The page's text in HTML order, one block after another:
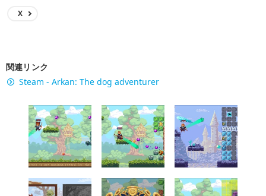
X
関連リンク
Steam - Arkan: The dog adventurer